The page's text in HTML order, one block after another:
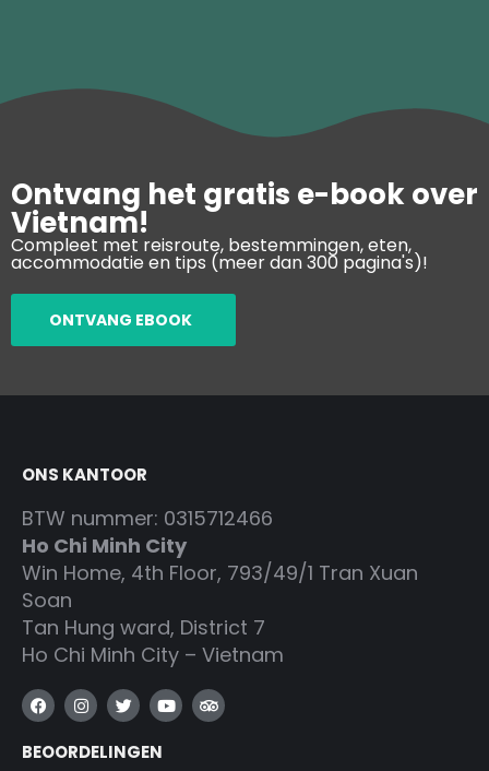
Ontvang het gratis e-book over
Vietnam!
Compleet met reisroute, bestemmingen, eten,
accommodatie en tips (meer dan 300 pagina's)!
ONTVANG EBOOK
ONS KANTOOR
BTW nummer: 0315712466
Ho Chi Minh City
Win Home, 4th Floor, 793/49/1 Tran Xuan
Soan
Tan Hung ward, District 7
Ho Chi Minh City – Vietnam
F
a
c
e
I
n
s
t
T
w
i
t
Y
o
T
r
BEOORDELINGEN